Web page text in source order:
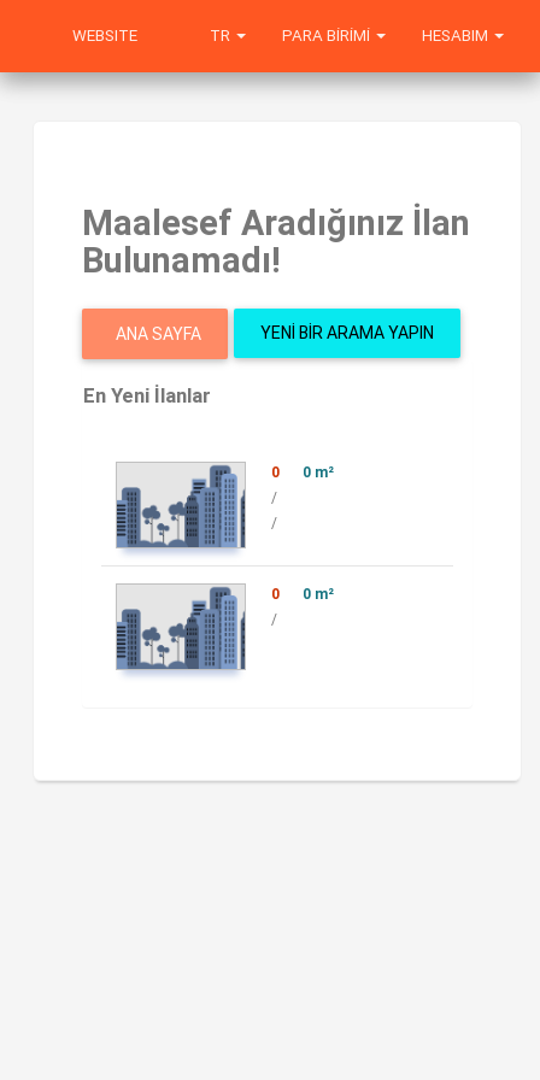
WEBSITE HESABIM
PARA BIRIMI
TR
Maalesef Aradığınız İlan
Bulunamadı!
ANA SAYFA YENI BIR ARAMA YAPIN
En Yeni İlanlar
0
0 m²
/
/
0
0 m²
/